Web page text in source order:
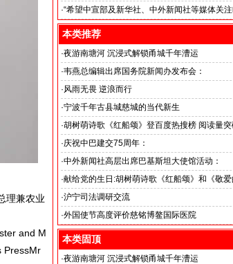
理兼农业
and M
PressMr
李丽琼
·“希望中宣部及新华社、中外新闻社等媒体关
尔滨的发展”
本类推荐
·夜游南塘河 沉浸式解锁甬城千年漕运
·韦燕总编辑出席国务院新闻办发布会：
关注海关总署“十五五”时期守好国门安全
·风雨无畏 逆浪而行
旭日应急救援队硬核抗巴“威风”护平安
·宁波千年古县城慈城的当代新生
·胡树萌诗歌《红船颂》登百度热搜榜 阅读量突
数亿次 打破“曲高和寡”的传播困境
·庆祝中巴建交75周年：
韦燕总裁同多国大使出席巴基斯坦驻华大使馆
节”
·中外新闻社高层出席巴基斯坦大使馆活动：
医药、保健和生物科技职业技术教育与培训专
·献给党的生日:胡树萌诗歌《红船颂》和《敬爱
党啊 我怎能不为你放声歌唱》
·沪宁司法调研交流
共探司法鉴定发展新路
·外国使节高度评价慈铭博鳌国际医院
本类固顶
·夜游南塘河 沉浸式解锁甬城千年漕运